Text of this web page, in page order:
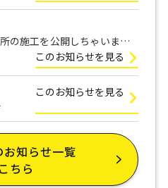
の施工を公開しちゃいま
このお知らせを見る
このお知らせを見る
お知らせ一覧
ちら